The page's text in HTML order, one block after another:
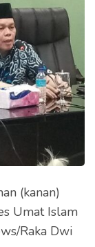
(kanan)
Umat Islam
Raka Dwi